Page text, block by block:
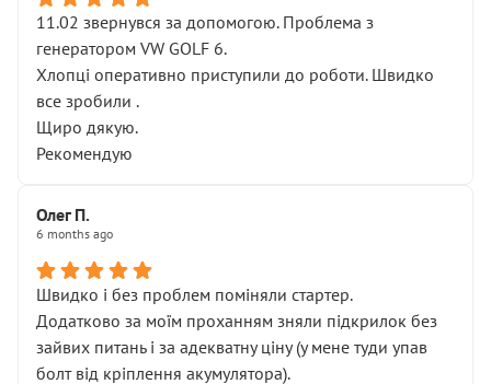
11.02 звернувся за допомогою. Проблема з
генератором VW GOLF 6.
Хлопці оперативно приступили до роботи. Швидко
все зробили .
Щиро дякую.
Рекомендую
Олег П.
6 months ago
Швидко і без проблем поміняли стартер.
Додатково за моїм проханням зняли підкрилок без
зайвих питань і за адекватну ціну (у мене туди упав
болт від кріплення акумулятора).